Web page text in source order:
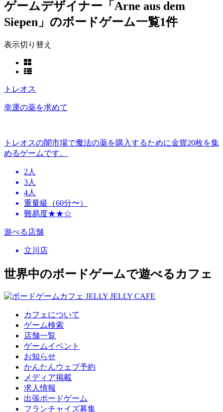
ゲームデザイナー「Arne aus dem
Siepen」のボードゲーム一覧1件
表示切り替え
トレオス
幸運の薬を求めて
トレオスの闇市場で魔法の薬を購入するために金貨20枚を集
めるゲームです。
2人
3人
4人
重量級（60分〜）
難易度★★☆
遊べる店舗
立川店
世界中のボードゲームで遊べるカフェ
カフェについて
ゲーム検索
店舗一覧
ゲームイベント
お知らせ
かんたんウェブ予約
メディア掲載
求人情報
出張ボードゲーム
フランチャイズ募集